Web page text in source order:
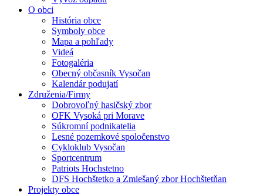
O obci
História obce
Symboly obce
Mapa a pohľady
Videá
Fotogaléria
Obecný občasník Vysočan
Kalendár podujatí
Združenia/Firmy
Dobrovoľný hasičský zbor
OFK Vysoká pri Morave
Súkromní podnikatelia
Lesné pozemkové spoločenstvo
Cykloklub Vysočan
Sportcentrum
Patriots Hochstetno
DFS Hochštetko a Zmiešaný zbor Hochštetňan
Projekty obce